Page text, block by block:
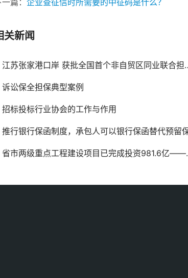
篇： 企业查征信时所需要的中征码是什么？
关新闻
江苏张家港口岸 获批全国首个非自贸区同业联合担保改革试点
诉讼保全担保典型案例
招标投标行业协会的工作与作用
推行银行保函制度，承包人可以银行保函替代预留保证金
省市两级重点工程建设项目已完成投资981.6亿——山西保函网